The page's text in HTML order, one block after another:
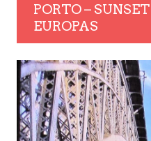
PORTO –
EUROPAS